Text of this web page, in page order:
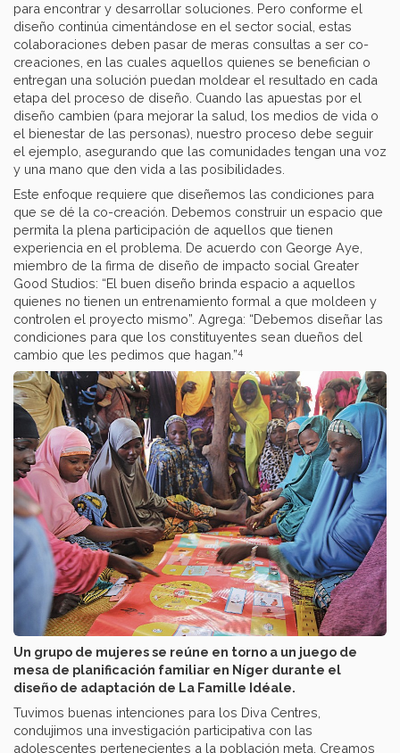
para encontrar y desarrollar soluciones. Pero conforme el
diseño continúa cimentándose en el sector social, estas
colaboraciones deben pasar de meras consultas a ser co-
creaciones, en las cuales aquellos quienes se benefician o
entregan una solución puedan moldear el resultado en cada
etapa del proceso de diseño. Cuando las apuestas por el
diseño cambien (para mejorar la salud, los medios de vida o
el bienestar de las personas), nuestro proceso debe seguir
el ejemplo, asegurando que las comunidades tengan una voz
y una mano que den vida a las posibilidades.
Este enfoque requiere que diseñemos las condiciones para
que se dé la co-creación. Debemos construir un espacio que
permita la plena participación de aquellos que tienen
experiencia en el problema. De acuerdo con George Aye,
miembro de la firma de diseño de impacto social Greater
Good Studios: “El buen diseño brinda espacio a aquellos
quienes no tienen un entrenamiento formal a que moldeen y
controlen el proyecto mismo”. Agrega: “Debemos diseñar las
condiciones para que los constituyentes sean dueños del
cambio que les pedimos que hagan.”4
Un grupo de mujeres se reúne en torno a un juego de
mesa de planificación familiar en Níger durante el
diseño de adaptación de La Famille Idéale.
Tuvimos buenas intenciones para los Diva Centres,
condujimos una investigación participativa con las
adolescentes pertenecientes a la población meta. Creamos